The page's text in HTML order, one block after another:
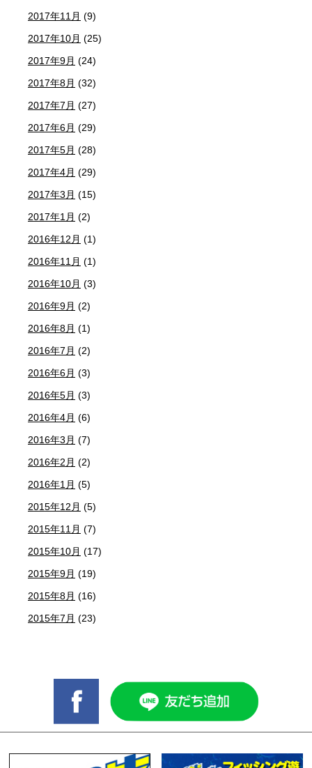
2017年11月 (9)
2017年10月 (25)
2017年9月 (24)
2017年8月 (32)
2017年7月 (27)
2017年6月 (29)
2017年5月 (28)
2017年4月 (29)
2017年3月 (15)
2017年1月 (2)
2016年12月 (1)
2016年11月 (1)
2016年10月 (3)
2016年9月 (2)
2016年8月 (1)
2016年7月 (2)
2016年6月 (3)
2016年5月 (3)
2016年4月 (6)
2016年3月 (7)
2016年2月 (2)
2016年1月 (5)
2015年12月 (5)
2015年11月 (7)
2015年10月 (17)
2015年9月 (19)
2015年8月 (16)
2015年7月 (23)